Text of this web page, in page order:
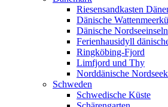
Riesensandkasten
Dänische
Dänische Nordseeinseln
Ferienhausidyll
Ringköbing-Fjord
Limfjord und Thy
Norddänische
Schweden
Schwedische Küste